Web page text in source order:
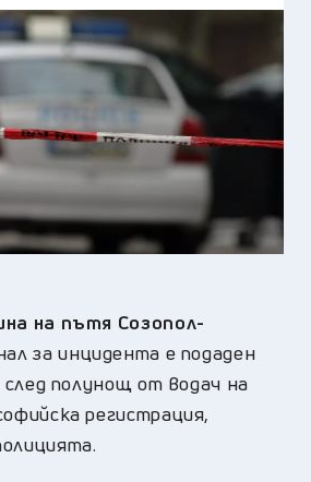
на пътя Созопол-
за инцидента е подаден
след полунощ от водач на
регистрация,